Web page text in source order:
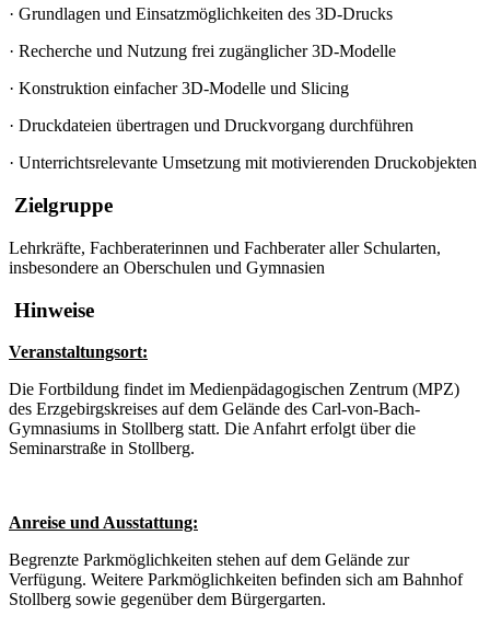
· Grundlagen und Einsatzmöglichkeiten des 3D-Drucks
· Recherche und Nutzung frei zugänglicher 3D-Modelle
· Konstruktion einfacher 3D-Modelle und Slicing
· Druckdateien übertragen und Druckvorgang durchführen
· Unterrichtsrelevante Umsetzung mit motivierenden Druckobjekten
Zielgruppe
Lehrkräfte, Fachberaterinnen und Fachberater aller Schularten,
insbesondere an Oberschulen und Gymnasien
Hinweise
Veranstaltungsort:
Die Fortbildung findet im Medienpädagogischen Zentrum (MPZ)
des Erzgebirgskreises auf dem Gelände des Carl-von-Bach-
Gymnasiums in Stollberg statt. Die Anfahrt erfolgt über die
Seminarstraße in Stollberg.
Anreise und Ausstattung:
Begrenzte Parkmöglichkeiten stehen auf dem Gelände zur
Verfügung. Weitere Parkmöglichkeiten befinden sich am Bahnhof
Stollberg sowie gegenüber dem Bürgergarten.